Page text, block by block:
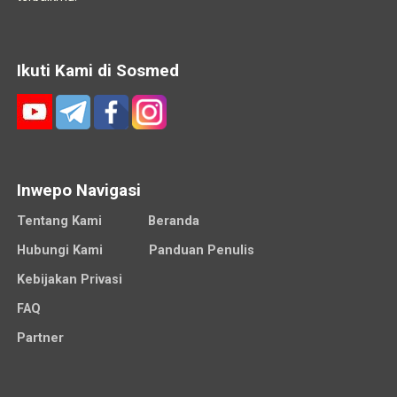
Ikuti Kami di Sosmed
Inwepo Navigasi
Tentang Kami
Beranda
Hubungi Kami
Panduan Penulis
Kebijakan Privasi
FAQ
Partner